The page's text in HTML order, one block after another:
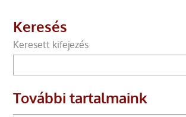
Keresés
Keresett kifejezés
További tartalmaink